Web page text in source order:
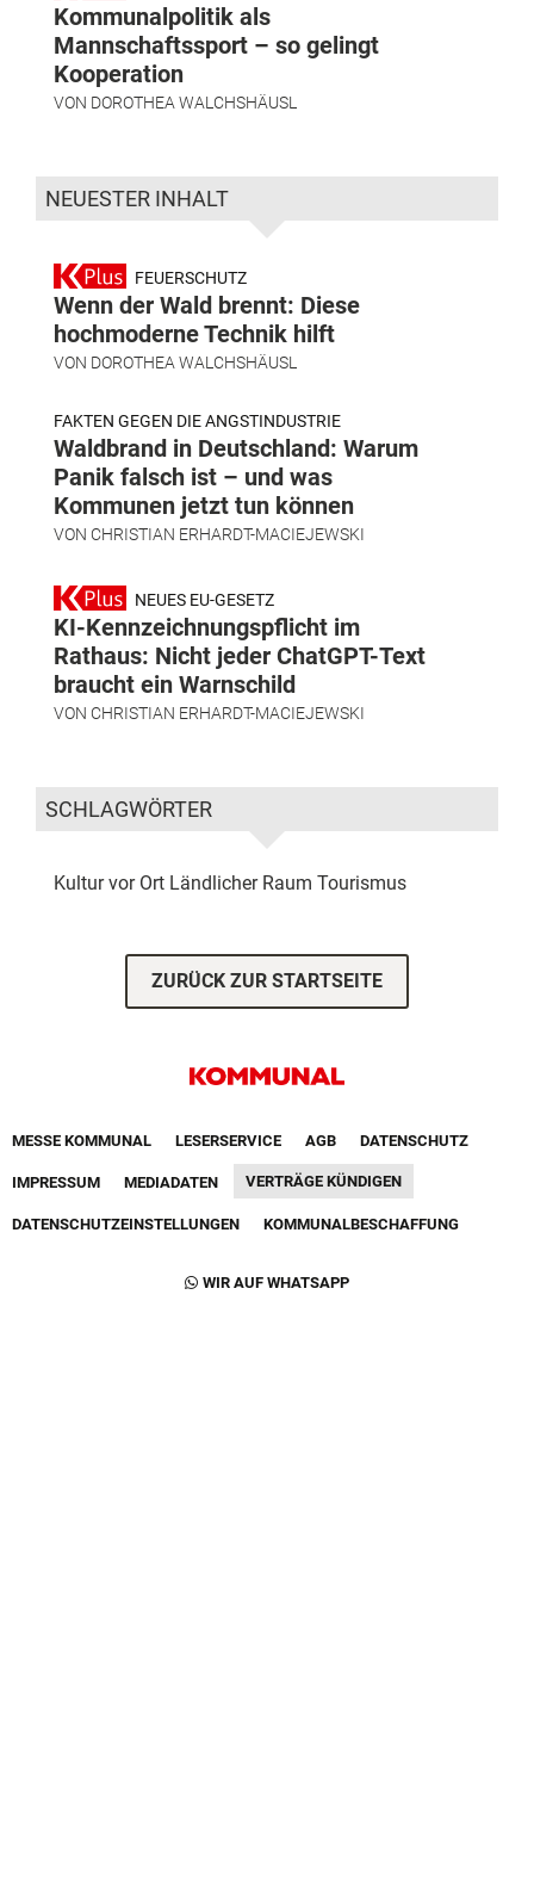
Kommunalpolitik als
Mannschaftssport – so gelingt
Kooperation
VON DOROTHEA WALCHSHÄUSL
NEUESTER INHALT
FEUERSCHUTZ
Wenn der Wald brennt: Diese
hochmoderne Technik hilft
VON DOROTHEA WALCHSHÄUSL
FAKTEN GEGEN DIE ANGSTINDUSTRIE
Waldbrand in Deutschland: Warum
Panik falsch ist – und was
Kommunen jetzt tun können
VON CHRISTIAN ERHARDT-MACIEJEWSKI
NEUES EU-GESETZ
KI-Kennzeichnungspflicht im
Rathaus: Nicht jeder ChatGPT-Text
braucht ein Warnschild
VON CHRISTIAN ERHARDT-MACIEJEWSKI
SCHLAGWÖRTER
Kultur vor Ort Ländlicher Raum Tourismus
ZURÜCK ZUR STARTSEITE
Footer First Navigation
MESSE KOMMUNAL LESERSERVICE AGB DATENSCHUTZ
IMPRESSUM MEDIADATEN VERTRÄGE KÜNDIGEN
DATENSCHUTZEINSTELLUNGEN KOMMUNALBESCHAFFUNG
Footer Second Navigation
WIR AUF WHATSAPP